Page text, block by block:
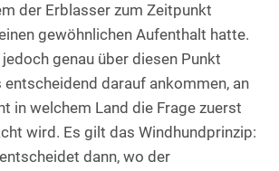
der Erblasser zum Zeitpunkt
gewöhnlichen Aufenthalt hatte.
genau über diesen Punkt
darauf ankommen, an
in welchem Land die Frage zuerst
wird. Es gilt das Windhundprinzip:
dann, wo der